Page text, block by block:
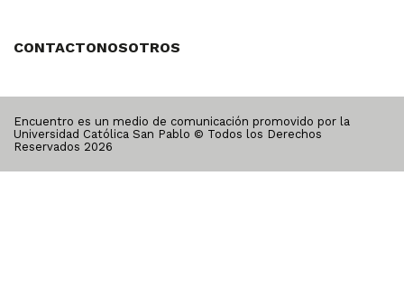
CONTACTONOSOTROS
Encuentro es un medio de comunicación promovido por la
Universidad Católica San Pablo © Todos los Derechos
Reservados 2026